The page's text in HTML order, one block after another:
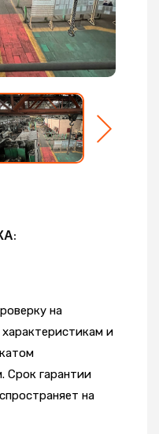
на
и
Срок гарантии
на